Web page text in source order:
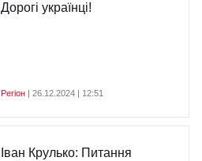
Дорогі українці!
Регіон | 26.12.2024 | 12:51
Іван Крулько: Питання